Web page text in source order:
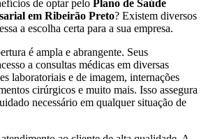
de optar pelo Plano de Saúde
em Ribeirão Preto? Existem diversos
a escolha certa para a sua empresa.
é ampla e abrangente. Seus
a consultas médicas em diversas
laboratoriais e de imagem, internações
cirúrgicos e muito mais. Isso assegura
necessário em qualquer situação de